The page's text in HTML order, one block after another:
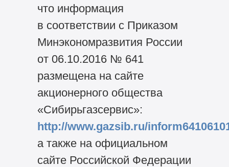
что информация
в соответствии с Приказом
Минэкономразвития России
от 06.10.2016 № 641
размещена на сайте
акционерного общества
«Сибирьгазсервис»:
http://www.gazsib.ru/
а также на официальном
сайте Российской Федерации